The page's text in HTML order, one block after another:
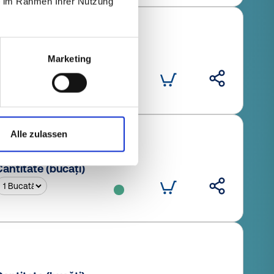
Marketing
Alle zulassen
Cantitate (bucăți)
(bucăți)